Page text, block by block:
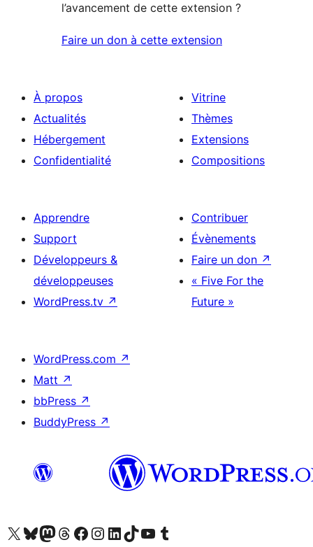
l’avancement de cette extension ?
Faire un don à cette extension
À propos
Actualités
Hébergement
Confidentialité
Vitrine
Thèmes
Extensions
Compositions
Apprendre
Support
Développeurs &
développeuses
WordPress.tv ↗
Contribuer
Évènements
Faire un don ↗
« Five For the
Future »
WordPress.com ↗
Matt ↗
bbPress ↗
BuddyPress ↗
Visitez notre compte X (précédemment Twitter)
Visiter notre compte Bluesky
Visiter notre compte Mastodon
Visiter notre compte Threads
Consulter notre compte Facebook
Consulter notre compte Instagram
Consulter notre compte LinkedIn
Visiter notre compte TokTok
Visiter notre chaîne YouTube
Visiter notre compte Tumblr